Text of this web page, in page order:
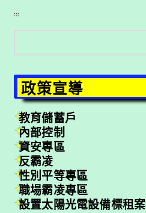
:::
搜
尋
政策宣導
教育儲蓄戶
內部控制
資安專區
反霸凌
性別平等專區
職場霸凌專區
設置太陽光電設備標租案